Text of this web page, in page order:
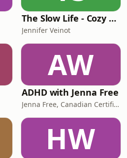
The Slow Life - Cozy Stories to Relax and Unwind
Jennifer Veinot
AW
ADHD with Jenna Free
Jenna Free, Canadian Certified Counselor | ADHD Therapist & Coach
HW